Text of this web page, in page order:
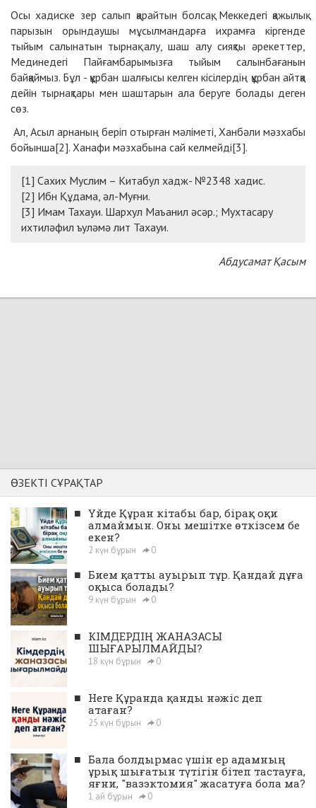
Осы хадиске зер салып қарайтын болсақ, Меккедегі қажылық
парызын орындаушы мұсылмандарға ихрамға кіргенде
тыйым салынатын тырнақ алу, шаш алу сияқты әрекеттер,
Мединедегі Пайғамбарымызға тыйым салынбағанын
байқаймыз. Бұл - құрбан шалғысы келген кісілердің құрбан айтқа
дейін тырнақтары мен шаштарын ала беруге болады деген
сөз.
Ал, Асыл арнаның беріп отырған мәліметі, Ханбәли мәзхабы
бойынша[2]. Ханафи мәзхабына сай келмейді[3].
[1] Сахих Муслим – Китабул хадж- №2348 хадис.
[2] Ибн Құдама, әл-Муғни.
[3] Имам Тахауи. Шархул Маъанил әсәр.; Мухтасару
ихтиләфил ъуләмә лит Тахауи.
Абдусамат Қасым
ӨЗЕКТІ СҰРАҚТАР
■ Үйде Құран кітабы бар, бірақ оқи
алмаймын. Оны мешітке өткізсем бе
екен?
2 күн бұрын 0
■ Бием қатты ауырып тұр. Қандай дұға
оқыса болады?
9 күн бұрын 0
■ КІМДЕРДІҢ ЖАНАЗАСЫ
ШЫҒАРЫЛМАЙДЫ?
18 күн бұрын 0
■ Неге Құранда қанды нәжіс деп
атаған?
25 күн бұрын 0
■ Бала болдырмас үшін ер адамның
ұрық шығатын түтігін бітеп тастауға,
яғни, "вазэктомия" жасатуға бола ма?
1 ай бұрын 0